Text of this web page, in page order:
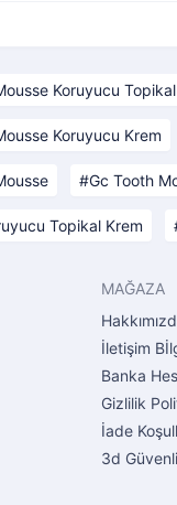
Koruyucu
Koruyucu Krem
Gc Tooth
Topikal Krem
MAĞAZA
İletişim
Banka
Gizlilik
İade
3d